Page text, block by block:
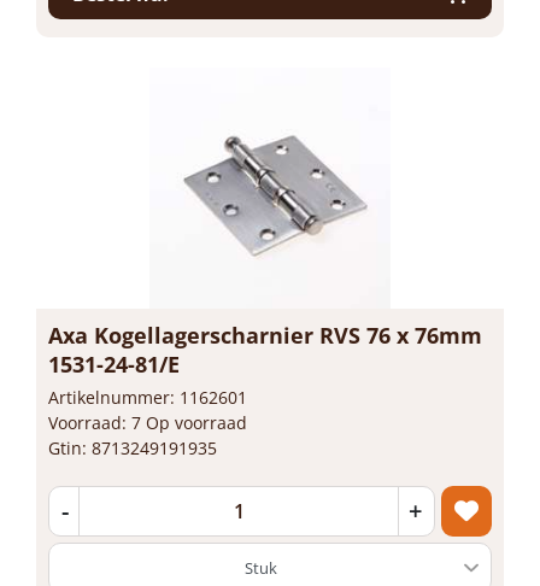
Axa Kogellagerscharnier RVS 76 x 76mm
1531-24-81/E
Artikelnummer: 1162601
Voorraad: 7 Op voorraad
Gtin: 8713249191935
- +